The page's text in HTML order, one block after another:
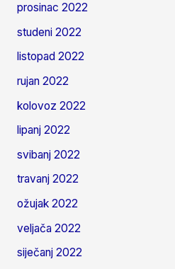
prosinac 2022
studeni 2022
listopad 2022
rujan 2022
kolovoz 2022
lipanj 2022
svibanj 2022
travanj 2022
ožujak 2022
veljača 2022
siječanj 2022